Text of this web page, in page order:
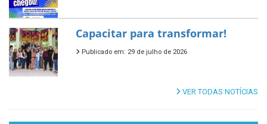
Capacitar para transformar!
Publicado em: 29 de julho de 2026
VER TODAS NOTÍCIAS